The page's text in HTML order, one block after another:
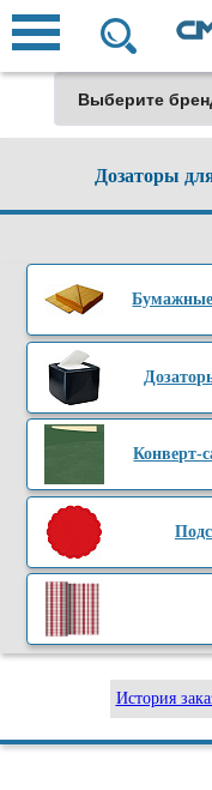
Дозаторы
Бумажные
Конверт-
История